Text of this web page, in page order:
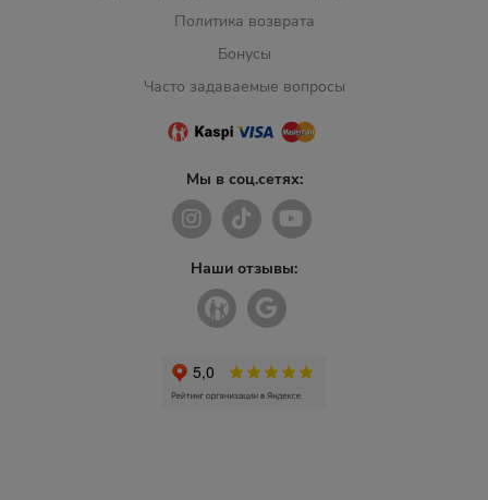
Политика возврата
Бонусы
Часто задаваемые вопросы
Мы в соц.сетях:
Наши отзывы: